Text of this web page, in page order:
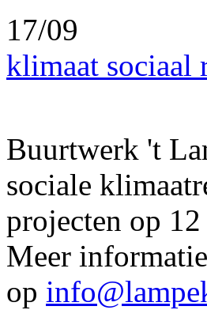
17/09
klimaat sociaal
Buurtwerk 't
sociale
projecten op
Meer
op